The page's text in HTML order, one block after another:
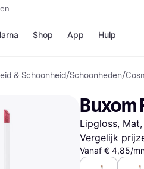
Shop
Winkels
Bol
H&M
App Hulp
& Schoonheid/Schoonheden/
Buxom
Lipgloss,
Vergelijk
Vanaf € 4,85/